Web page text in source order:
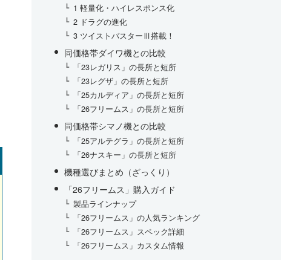
1 軽量化・ハイレスポンス化
2 ドラグの進化
3 ツイストバスターⅢ搭載！
同価格帯ダイワ機との比較
「23レガリス」の長所と短所
「23レグザ」の長所と短所
「25カルディア」の長所と短所
「26フリームス」の長所と短所
同価格帯シマノ機との比較
「25アルテグラ」の長所と短所
「26ナスキー」の長所と短所
機種選びまとめ（ざっくり）
「26フリームス」購入ガイド
製品ラインナップ
「26フリームス」の人気ランキング
「26フリームス」スペック詳細
「26フリームス」カスタム情報